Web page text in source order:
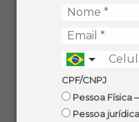
CPF/CNPJ
Pessoa Física
Pessoa